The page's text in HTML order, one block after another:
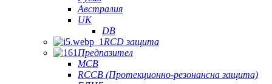
Австралия
UK
DB
RCD защита
Предпазител
MCB
RCCB (Протекционно-резонансна защита)